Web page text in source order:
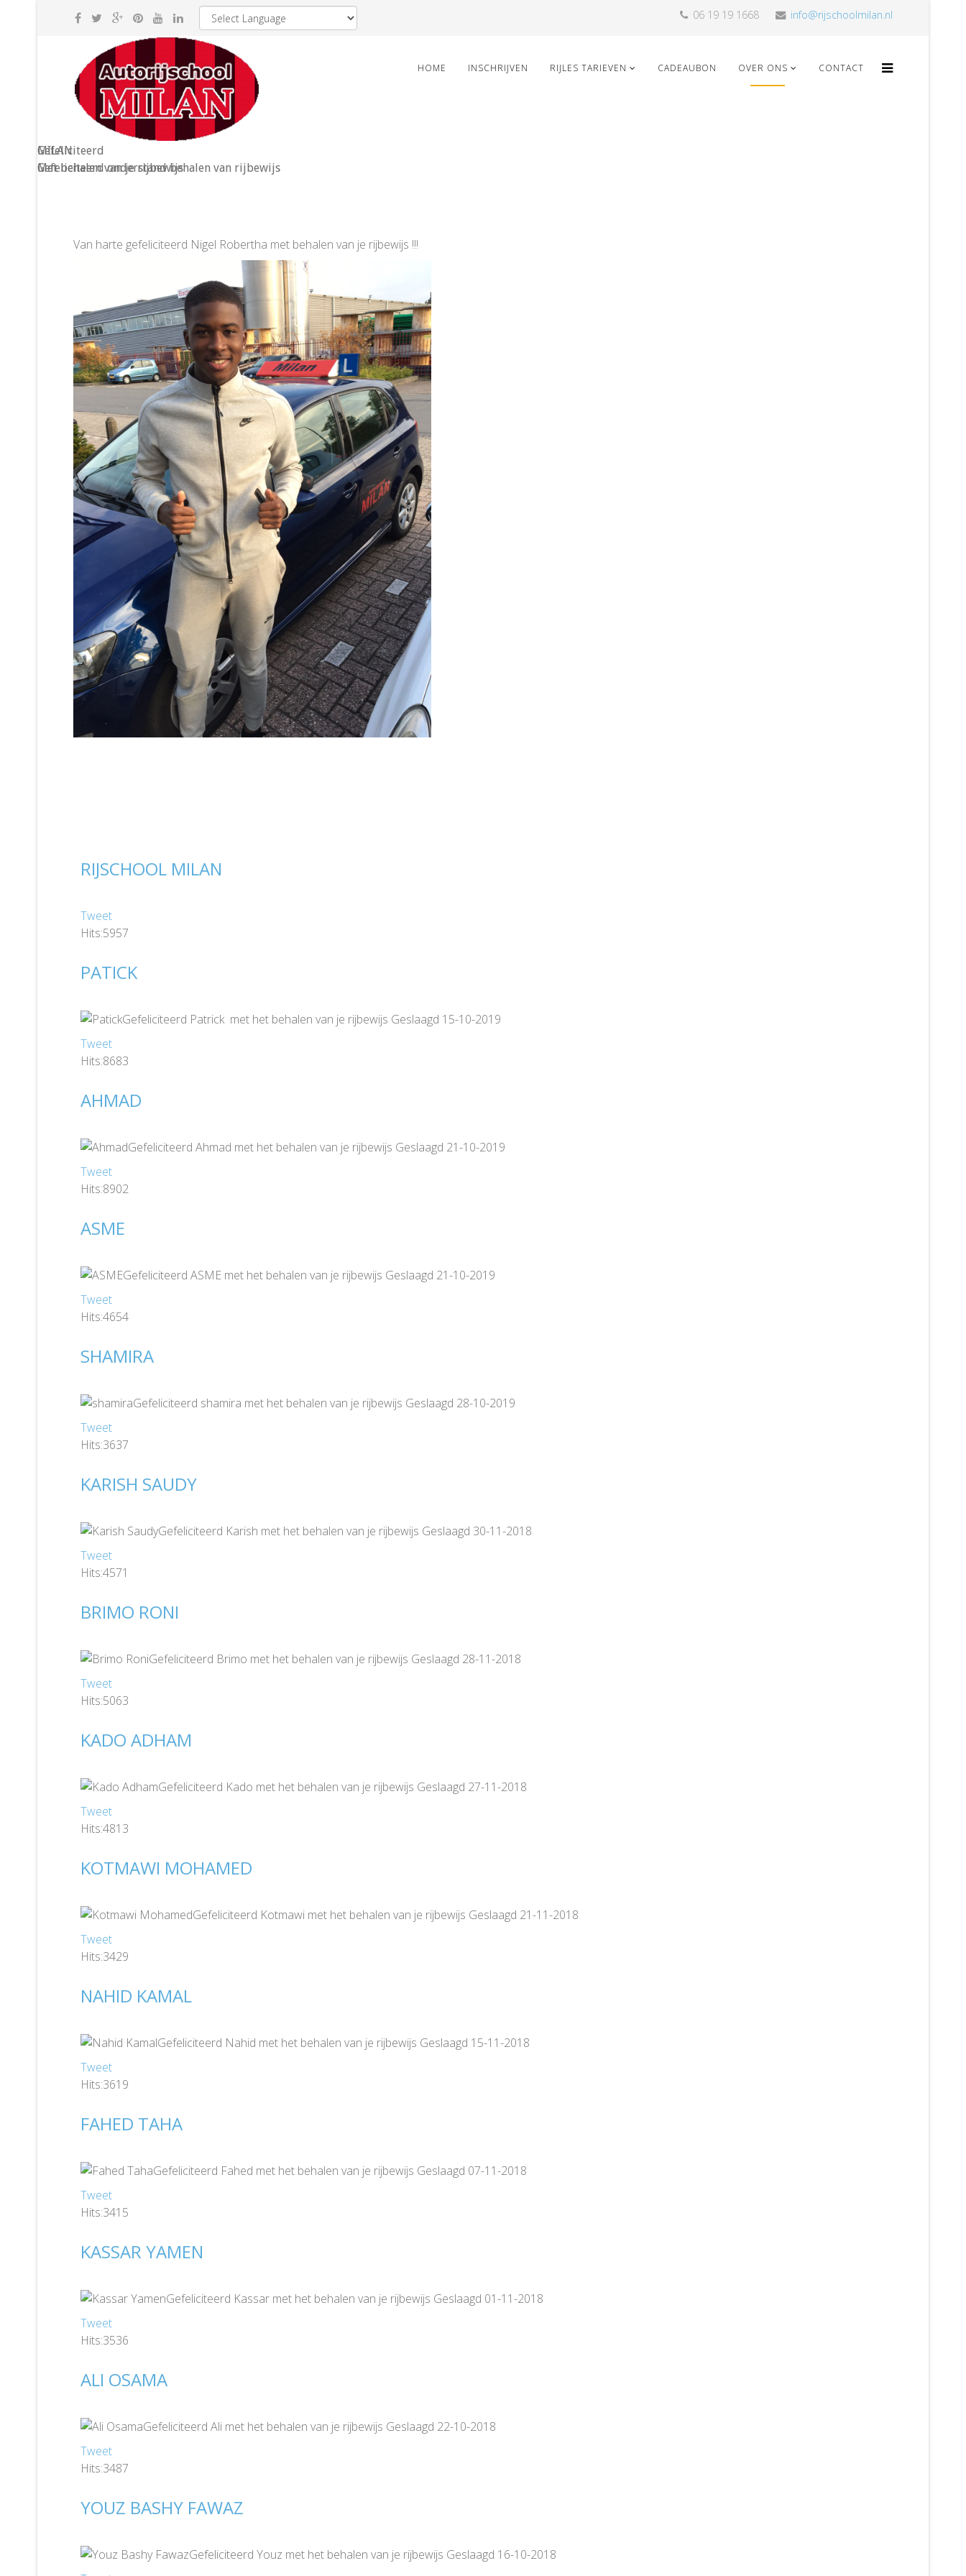
06 19 19 1668 info@rijschoolmilan.nl
HOME INSCHRIJVEN RIJLES TARIEVEN CADEAUBON OVER ONS CONTACT
MILAN
Gefeliciteerd onderstand behalen van rijbewijs
Gefeliciteerd
Met behalen van je rijbewijs
Van harte gefeliciteerd Nigel Robertha met behalen van je rijbewijs !!!
RIJSCHOOL MILAN
Tweet
Hits:5957
PATICK
Gefeliciteerd Patrick met het behalen van je rijbewijs Geslaagd 15-10-2019
Tweet
Hits:8683
AHMAD
Gefeliciteerd Ahmad met het behalen van je rijbewijs Geslaagd 21-10-2019
Tweet
Hits:8902
ASME
Gefeliciteerd ASME met het behalen van je rijbewijs Geslaagd 21-10-2019
Tweet
Hits:4654
SHAMIRA
Gefeliciteerd shamira met het behalen van je rijbewijs Geslaagd 28-10-2019
Tweet
Hits:3637
KARISH SAUDY
Gefeliciteerd Karish met het behalen van je rijbewijs Geslaagd 30-11-2018
Tweet
Hits:4571
BRIMO RONI
Gefeliciteerd Brimo met het behalen van je rijbewijs Geslaagd 28-11-2018
Tweet
Hits:5063
KADO ADHAM
Gefeliciteerd Kado met het behalen van je rijbewijs Geslaagd 27-11-2018
Tweet
Hits:4813
KOTMAWI MOHAMED
Gefeliciteerd Kotmawi met het behalen van je rijbewijs Geslaagd 21-11-2018
Tweet
Hits:3429
NAHID KAMAL
Gefeliciteerd Nahid met het behalen van je rijbewijs Geslaagd 15-11-2018
Tweet
Hits:3619
FAHED TAHA
Gefeliciteerd Fahed met het behalen van je rijbewijs Geslaagd 07-11-2018
Tweet
Hits:3415
KASSAR YAMEN
Gefeliciteerd Kassar met het behalen van je rijbewijs Geslaagd 01-11-2018
Tweet
Hits:3536
ALI OSAMA
Gefeliciteerd Ali met het behalen van je rijbewijs Geslaagd 22-10-2018
Tweet
Hits:3487
YOUZ BASHY FAWAZ
Gefeliciteerd Youz met het behalen van je rijbewijs Geslaagd 16-10-2018